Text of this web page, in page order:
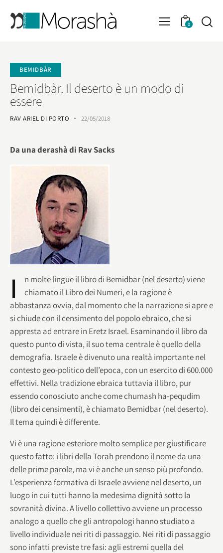
0
BEMIDBÀR
Bemidbàr. Il deserto è un modo di
essere
RAV ARIEL DI PORTO 22/05/2018
Da una derashà di Rav Sacks
I
n molte lingue il libro di Bemidbar (nel deserto) viene
chiamato il Libro dei Numeri, e la ragione è
abbastanza ovvia, dal momento che la narrazione si apre e
si chiude con il censimento del popolo ebraico, che si
appresta ad entrare in Eretz Israel. Esaminando il libro da
questo punto di vista, il suo tema centrale è quello della
demografia. Israele è divenuto una realtà importante nel
contesto geo-politico dell’epoca, con un esercito di 600.000
effettivi. Nella tradizione ebraica tuttavia il libro, pur
essendo conosciuto anche come chumash ha-pequdim
(libro dei censimenti), è chiamato Bemidbar (nel deserto).
Il tema quindi è differente.
Vi è una ragione esteriore molto semplice per giustificare
questo fatto: i libri della Torah prendono il nome da una
delle prime parole, ma vi è anche un senso più profondo.
L’esperienza formativa di Israele avviene nel deserto, un
luogo in cui tutti hanno la medesima dignità sotto la
sovranità divina. A livello collettivo avviene un processo
analogo a quello che gli antropologi hanno studiato a
livello individuale nei riti di passaggio. Nei riti di passaggio
sono infatti previste tre fasi: agli estremi quella del